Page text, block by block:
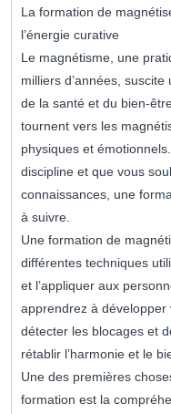
La formation de magnétiseur : découvrez les secrets de
l’énergie curative
Le magnétisme, une
milliers d’années,
de la santé et du bien-
tournent vers les
physiques et
discipline et que vous
connaissances, une
à suivre.
Une formation de
différentes techniques
et l’appliquer aux
apprendrez à
détecter les blocages et
rétablir l’harmonie et le
Une des premières
formation est la